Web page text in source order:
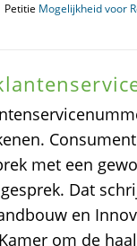
Petitie Mogelijkheid voor
met een
Dat
en
om de